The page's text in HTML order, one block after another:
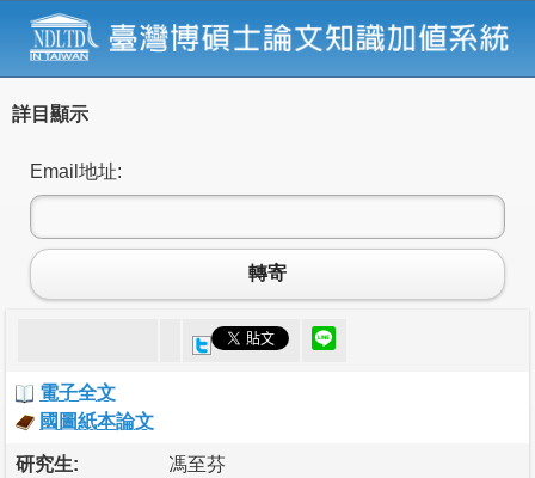
詳目顯示
Email地址:
轉寄
電子全文
國圖紙本論文
研究生: 馮至芬